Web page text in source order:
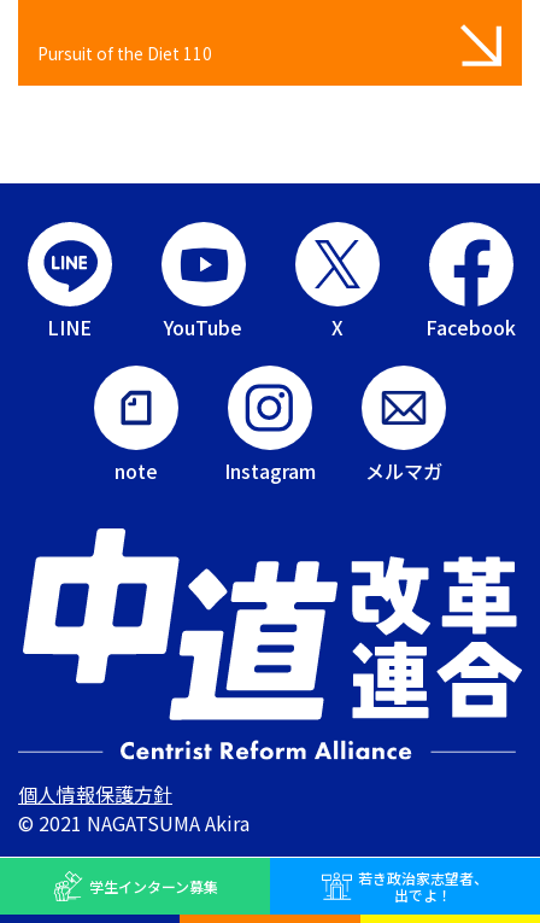
Pursuit of the Diet 110
LINE YouTube X Facebook
note Instagram メルマガ
個人情報保護方針
© 2021 NAGATSUMA Akira
学生インターン募集 若き政治家志望者、
出でよ！